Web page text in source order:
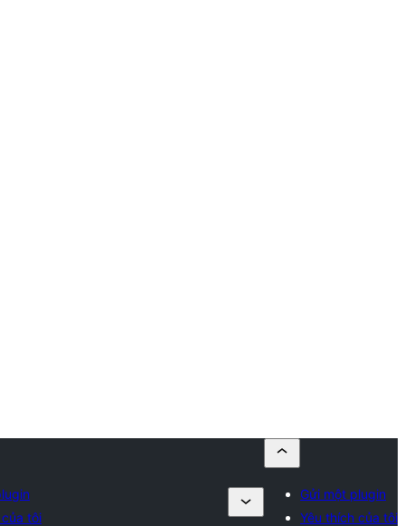
tôi
Gửi một plugin
Yêu thích của tôi